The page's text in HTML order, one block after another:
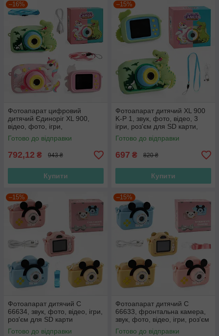
–16%
Фотоапарат цифровий
дитячий Єдиноріг XL 900,
відео, фото, ігри,
прослуховування музики,
microSD
Готово до відправки
792,12 ₴ 943 ₴
Купити
–15%
Фотоапарат дитячий XL 900
K-P 1, звук, фото, відео, 3
ігри, роз'єм для SD карти,
ремінець
Готово до відправки
697 ₴ 820 ₴
Купити
–15%
Фотоапарат дитячий C
66634, звук, фото, відео, ігри,
роз'єм для SD карти
Готово до відправки
–15%
Фотоапарат дитячий C
66633, фронтальна камера,
звук, фото, відео, ігри, роз'єм
для SD-карти
Готово до відправки